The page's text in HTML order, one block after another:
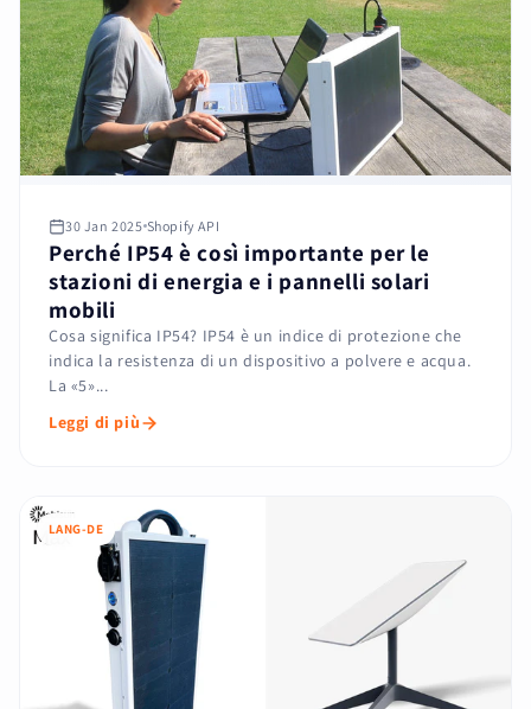
30 Jan 2025 Shopify API
Perché IP54 è così importante per le
stazioni di energia e i pannelli solari
mobili
Cosa significa IP54? IP54 è un indice di protezione che
indica la resistenza di un dispositivo a polvere e acqua.
La «5»...
Leggi di più
LANG-DE